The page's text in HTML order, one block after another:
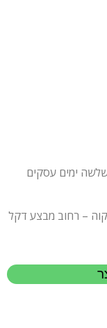
ימים עסקים
– רחוב מבצע דקל